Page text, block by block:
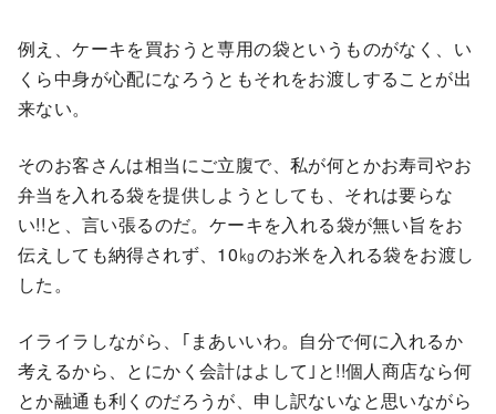
例え、ケーキを買おうと専用の袋というものがなく、い
くら中身が心配になろうともそれをお渡しすることが出
来ない。
そのお客さんは相当にご立腹で、私が何とかお寿司やお
弁当を入れる袋を提供しようとしても、それは要らな
い!!と、言い張るのだ。ケーキを入れる袋が無い旨をお
伝えしても納得されず、10㎏のお米を入れる袋をお渡し
した。
イライラしながら、｢まあいいわ。自分で何に入れるか
考えるから、とにかく会計はよして｣と!!個人商店なら何
とか融通も利くのだろうが、申し訳ないなと思いながら